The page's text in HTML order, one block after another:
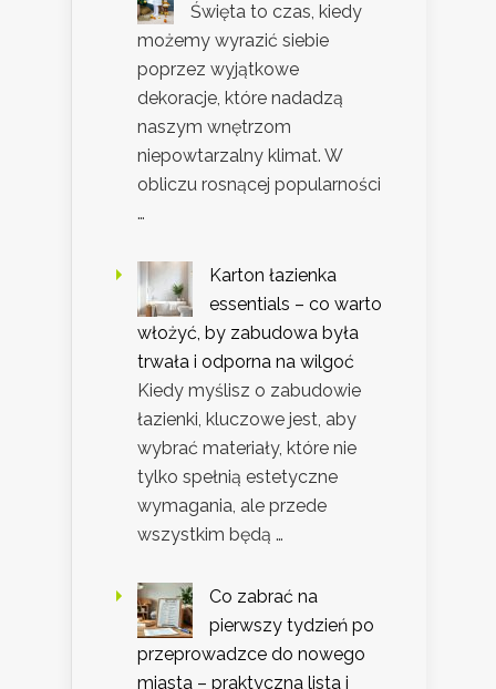
Święta to czas, kiedy
możemy wyrazić siebie
poprzez wyjątkowe
dekoracje, które nadadzą
naszym wnętrzom
niepowtarzalny klimat. W
obliczu rosnącej popularności
…
Karton łazienka
essentials – co warto
włożyć, by zabudowa była
trwała i odporna na wilgoć
Kiedy myślisz o zabudowie
łazienki, kluczowe jest, aby
wybrać materiały, które nie
tylko spełnią estetyczne
wymagania, ale przede
wszystkim będą …
Co zabrać na
pierwszy tydzień po
przeprowadzce do nowego
miasta – praktyczna lista i